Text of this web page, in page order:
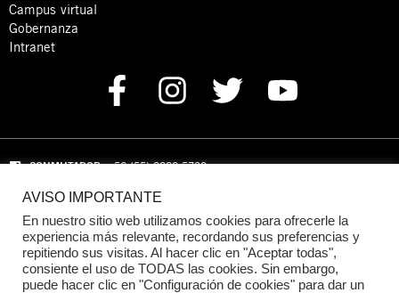
Campus virtual
Gobernanza
Intranet
CONMUTADOR: +52 (55) 8880 5730
Domicilio: Calle Hércules 13,
Benito Juárez, C.P. 03940 Ciudad de México, CDMX
DONACIONES:+52 +52 (55) 8880 5755
AVISO IMPORTANTE
En nuestro sitio web utilizamos cookies para ofrecerle la
experiencia más relevante, recordando sus preferencias y
repitiendo sus visitas. Al hacer clic en "Aceptar todas",
consiente el uso de TODAS las cookies. Sin embargo,
puede hacer clic en "Configuración de cookies" para dar un